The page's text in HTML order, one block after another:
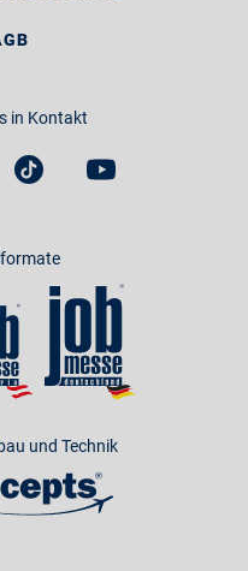
in Kontakt
und Technik